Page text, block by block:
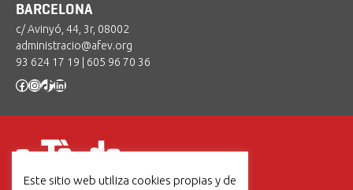
BARCELONA
c/ Avinyó, 44, 3r, 08002
administracio@afev.org
93 624 17 19
605 96 70 36
Facebook
Instagram
TikTok
LinkedIn
Este sitio web utiliza cookies propias y de